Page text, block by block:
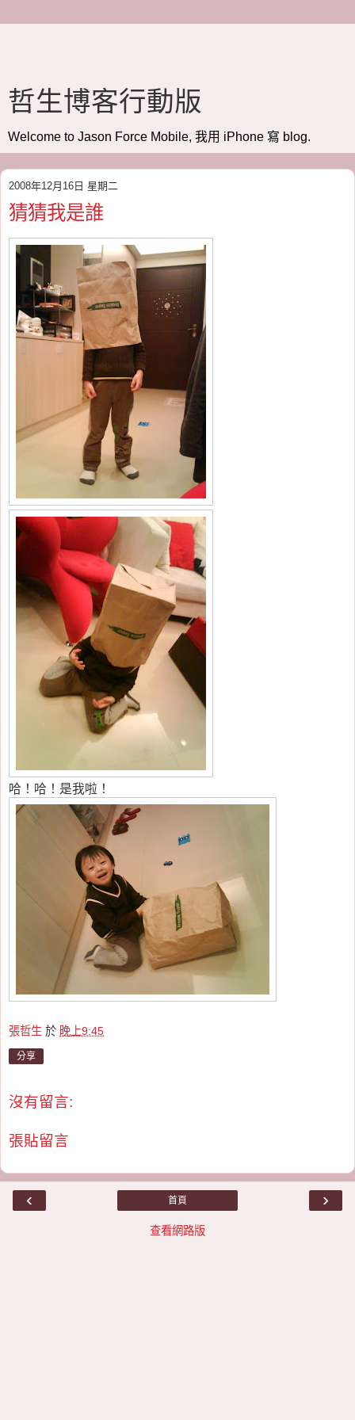
哲生博客行動版
Welcome to Jason Force Mobile, 我用 iPhone 寫 blog.
2008年12月16日 星期二
猜猜我是誰
哈！哈！是我啦！
張哲生 於 晚上9:45
分享
沒有留言:
張貼留言
‹ ›
首頁
查看網路版